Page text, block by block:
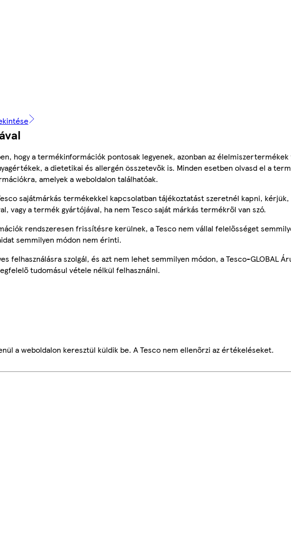
hogy a termékinformációk pontosak legyenek, azonban az élelmiszertermékek
a dietetikai és allergén összetevők is. Minden esetben olvasd el a
amelyek a weboldalon találhatóak.
sajátmárkás termékekkel kapcsolatban tájékoztatást szeretnél kapni, kérjük,
vagy a termék gyártójával, ha nem Tesco saját márkás termékről van szó.
rendszeresen frissítésre kerülnek, a Tesco nem vállal felelősséget
semmilyen módon nem érinti.
felhasználásra szolgál, és azt nem lehet semmilyen módon, a Tesco-GLOBAL
tudomásul vétele nélkül felhasználni.
a weboldalon keresztül küldik be. A Tesco nem ellenőrzi az értékeléseket.